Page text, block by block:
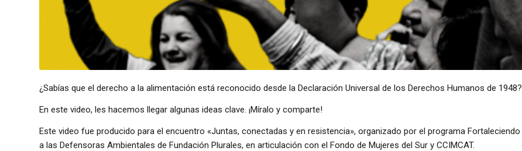
¿Sabías que el derecho a la alimentación está reconocido desde la Declaración Universal de los Derechos Humanos de 1948?
En este video, les hacemos llegar algunas ideas clave. ¡Míralo y comparte!
Este video fue producido para el encuentro «Juntas, conectadas y en resistencia», organizado por el programa Fortaleciendo
a las Defensoras Ambientales de Fundación Plurales, en articulación con el Fondo de Mujeres del Sur y CCIMCAT.